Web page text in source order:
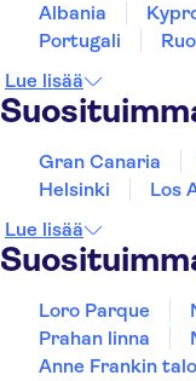
Albania
Portugali
Lue lisää
Gran Canaria
Helsinki
Los
Lue lisää
Loro Parque
Prahan linna
Anne Frankin talo